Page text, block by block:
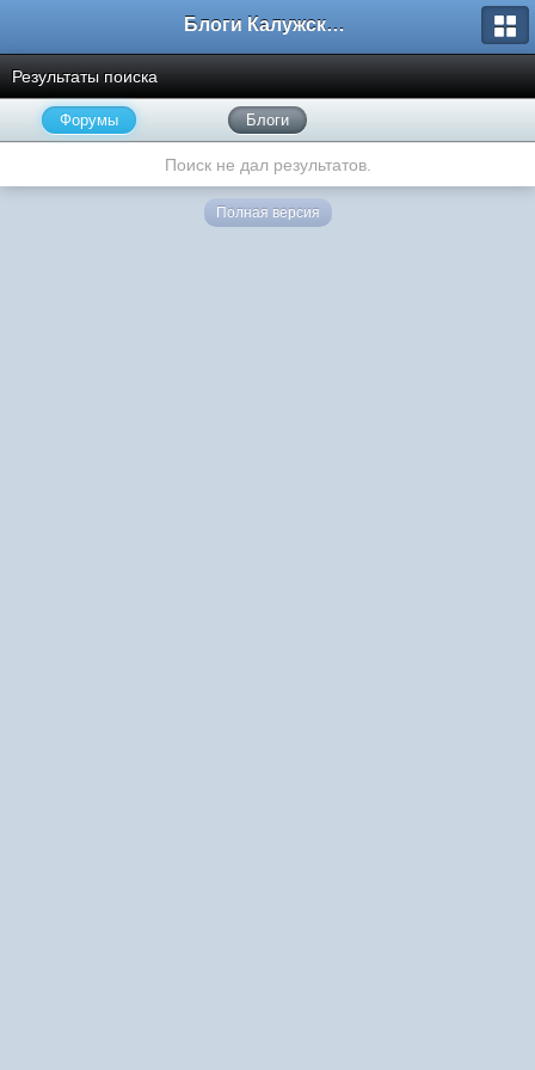
Блоги Калужского перекрестка
Результаты поиска
Форумы Блоги
Поиск не дал результатов.
Полная версия